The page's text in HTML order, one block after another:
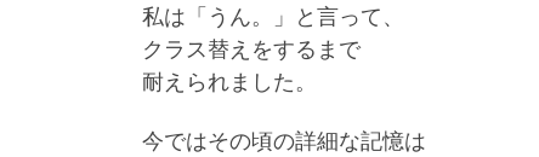
私は「うん。」と言って、
クラス替えをするまで
耐えられました。
今ではその頃の詳細な記憶は